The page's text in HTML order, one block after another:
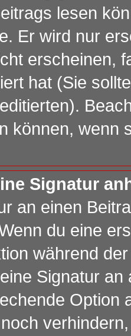
lesen
Er wird nur
erscheinen,
hat (Sie
können, wenn
Signatur
an einen
du eine
während
Signatur
Option